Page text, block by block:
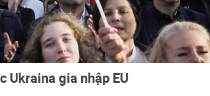
Ukraina gia nhập EU